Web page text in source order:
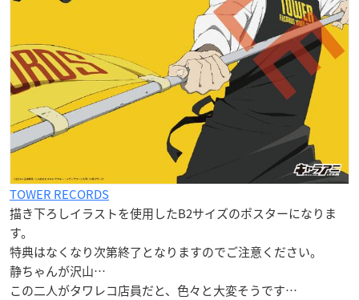
TOWER RECORDS
描き下ろしイラストを使用したB2サイズのポスターになりま
す。
特典はなくなり次第終了となりますのでご注意ください。
静ちゃんが沢山…
この二人がタワレコ店員だと、色々と大変そうです…